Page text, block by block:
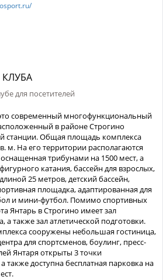
для посетителей
современный многофункциональный
в районе Строгино
станции. Общая площадь комплекса
м. На его территории располагаются
трибунами на 1500 мест, а
катания, бассейн для взрослых,
25 метров, детский бассейн,
площадка, адаптированная для
и мини-футбол. Помимо спортивных
Янтарь в Строгино имеет зал
а также зал атлетической подготовки.
сооружены небольшая гостиница,
для спортсменов, боулинг, пресс-
Янтаря открыты 3 точки
также доступна бесплатная парковка на